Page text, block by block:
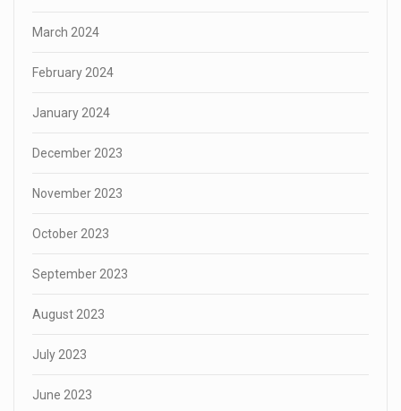
March 2024
February 2024
January 2024
December 2023
November 2023
October 2023
September 2023
August 2023
July 2023
June 2023